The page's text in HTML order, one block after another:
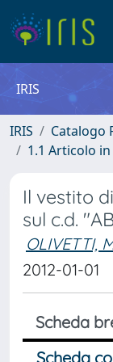
IRIS
IRIS Catalogo
1.1 Articolo
Il vestito
sul c.d.
OLIVETTI,
2012-01-01
Scheda
Scheda